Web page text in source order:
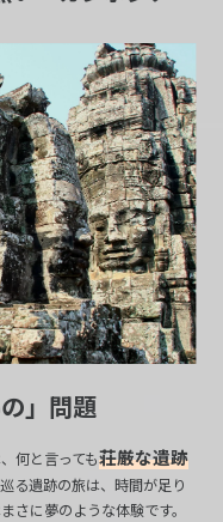
」問題
何と言っても荘厳な遺跡
る遺跡の旅は、時間が足り
さに夢のような体験です。